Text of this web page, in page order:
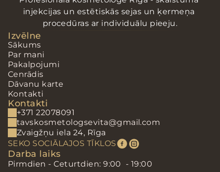
injekcijas un estētiskās sejas un ķermeņa
procedūras ar individuālu pieeju.
Izvēlne
Sākums
Par mani
Pakalpojumi
Cenrādis
Dāvanu karte
Kontakti
Kontakti
+371 22078091
tavskosmetologsevita@gmail.com
Zvaigžņu iela 24, Rīga
SEKO SOCIĀLAJOS TĪKLOS
Darba laiks
Pirmdien - Ceturtdien: 9:00  - 19:00